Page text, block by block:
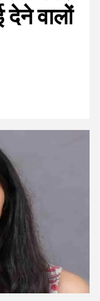
वालों